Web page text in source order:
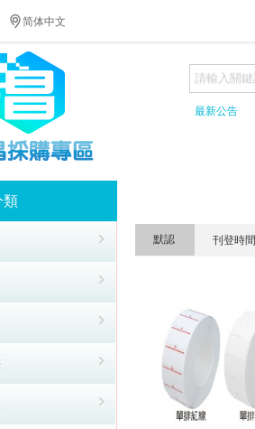
简体中文
最新公告
迎來電洽詢!!!全民防疫!!台灣加油!!!!
類
默認 刊登時間